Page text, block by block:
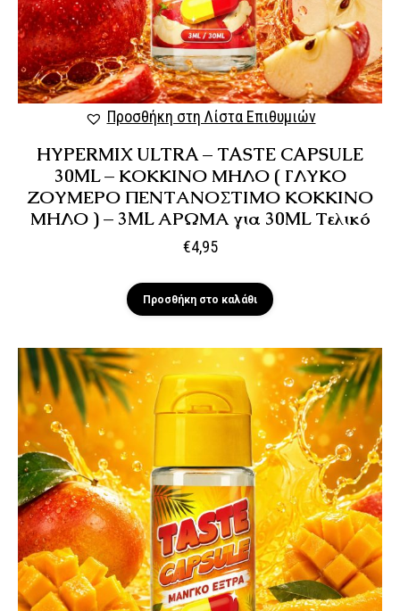
Προσθήκη στη Λίστα Επιθυμιών
HYPERMIX ULTRA – TASTE CAPSULE
30ML – ΚΟΚΚΙΝΟ ΜΗΛΟ ( ΓΛΥΚΟ
ΖΟΥΜΕΡΟ ΠΕΝΤΑΝΟΣΤΙΜΟ ΚΟΚΚΙΝΟ
ΜΗΛΟ ) – 3ML ΑΡΩΜΑ για 30ML Τελικό
€4,95
Προσθήκη στο καλάθι